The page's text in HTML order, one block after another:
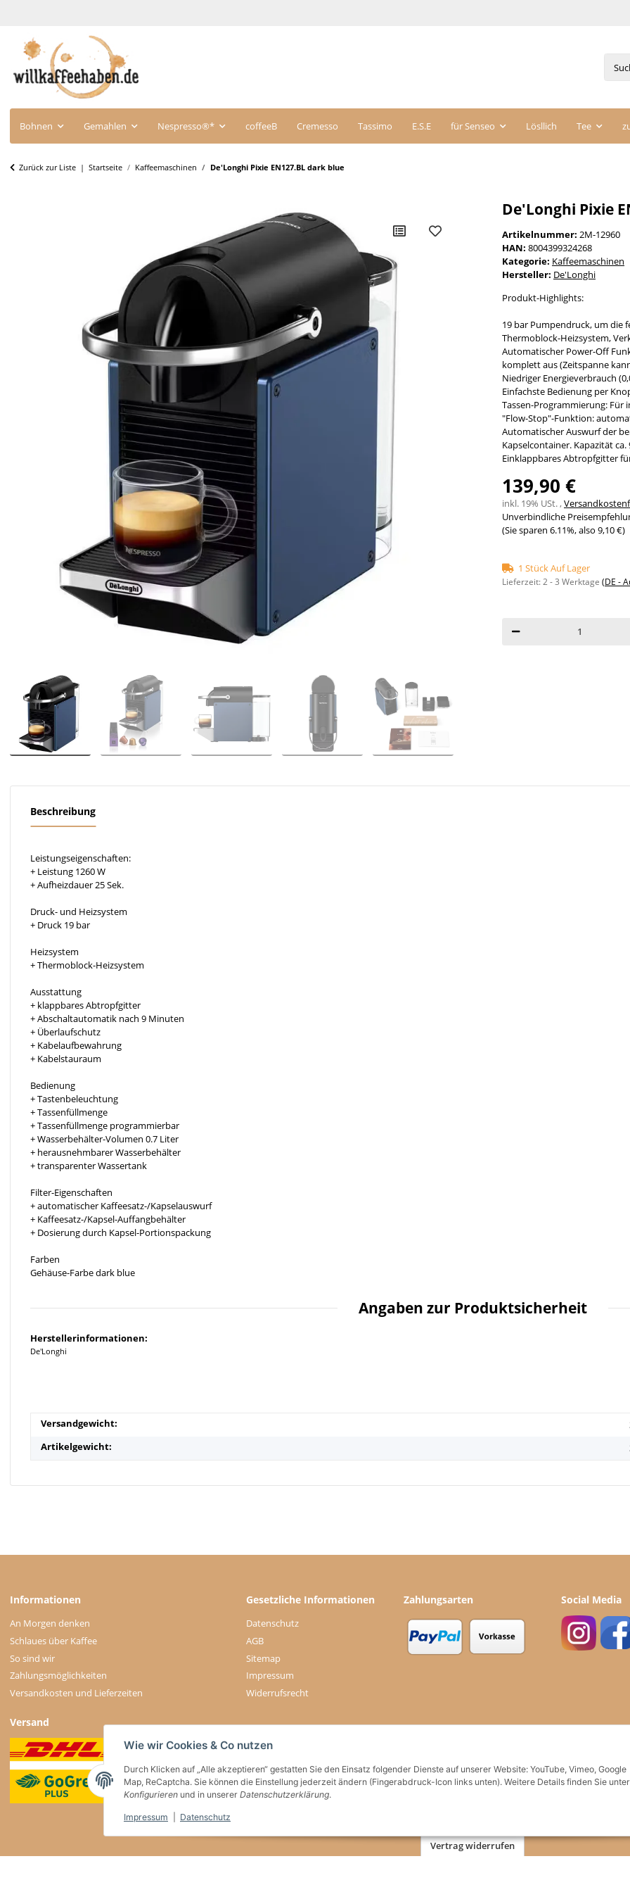
Bohnen Gemahlen Nespresso®* coffeeB Cremesso Tassimo E.S.E für Senseo Lösllich Tee
Zurück zur Liste Startseite Kaffeemaschinen De'Longhi Pixie EN127.BL dark blue
De'Longhi Pixie
Artikelnummer: 2M-12960
HAN: 8004399324268
Kategorie: Kaffeemaschinen
Hersteller: De'Longhi
Produkt-Highlights:
19 bar Pumpendruck, um die
Thermoblock-Heizsystem,
Automatischer Power-Off
komplett aus (Zeitspanne
Niedriger Energieverbrauch
Einfachste Bedienung per
Tassen-Programmierung: Für
"Flow-Stop"-Funktion:
Automatischer Auswurf der
Kapselcontainer. Kapazität ca.
Einklappbares Abtropfgitter
139,90 €
inkl. 19% USt. ,
Unverbindliche
(Sie sparen 6.11%, also 9,10 €)
1 Stück Auf Lager
Lieferzeit:2 - 3 Werktage (DE -
Beschreibung
Leistungseigenschaften:
+ Leistung 1260 W
+ Aufheizdauer 25 Sek.
Druck- und Heizsystem
+ Druck 19 bar
Heizsystem
+ Thermoblock-Heizsystem
Ausstattung
+ klappbares Abtropfgitter
+ Abschaltautomatik nach 9 Minuten
+ Überlaufschutz
+ Kabelaufbewahrung
+ Kabelstauraum
Bedienung
+ Tastenbeleuchtung
+ Tassenfüllmenge
+ Tassenfüllmenge programmierbar
+ Wasserbehälter-Volumen 0.7 Liter
+ herausnehmbarer Wasserbehälter
+ transparenter Wassertank
Filter-Eigenschaften
+ automatischer Kaffeesatz-/Kapselauswurf
+ Kaffeesatz-/Kapsel-Auffangbehälter
+ Dosierung durch Kapsel-Portionspackung
Farben
Gehäuse-Farbe dark blue
Angaben zur Produktsicherheit
Herstellerinformationen:
De'Longhi
Versandgewicht:
Artikelgewicht:
Informationen
An Morgen denken
Schlaues über Kaffee
So sind wir
Zahlungsmöglichkeiten
Versandkosten und Lieferzeiten
Gesetzliche Informationen
Datenschutz
AGB
Sitemap
Impressum
Widerrufsrecht
Zahlungsarten Social Media
Versand
Vertrag widerrufen
Wie wir Cookies & Co nutzen
Durch Klicken auf „Alle akzeptieren“ gestatten Sie den Einsatz folgender Dienste auf unserer Website: YouTube, Vimeo, Google
Map, ReCaptcha. Sie können die Einstellung jederzeit ändern (Fingerabdruck-Icon links unten). Weitere Details finden Sie unter
Konfigurieren und in unserer Datenschutzerklärung.
Impressum Datenschutz